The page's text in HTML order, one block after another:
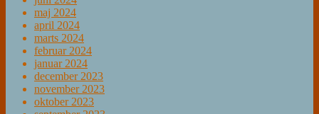
maj 2024
april 2024
marts 2024
februar 2024
januar 2024
december 2023
november 2023
oktober 2023